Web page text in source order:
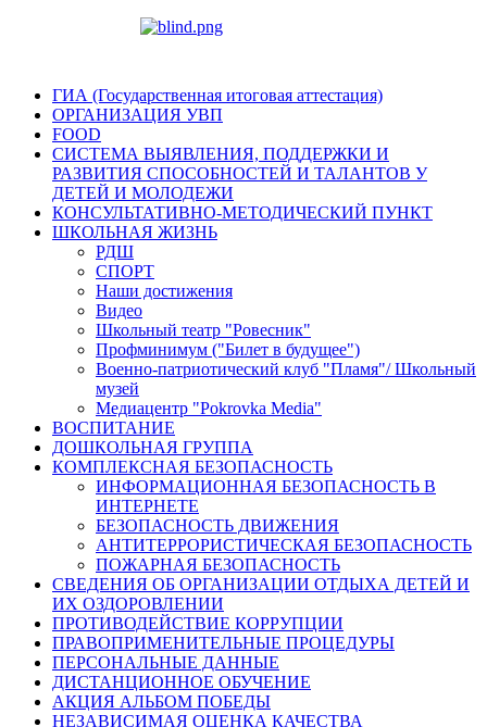
ГИА (Государственная итоговая аттестация)
ОРГАНИЗАЦИЯ УВП
FOOD
СИСТЕМА ВЫЯВЛЕНИЯ, ПОДДЕРЖКИ И
РАЗВИТИЯ СПОСОБНОСТЕЙ И ТАЛАНТОВ У
ДЕТЕЙ И МОЛОДЕЖИ
КОНСУЛЬТАТИВНО-МЕТОДИЧЕСКИЙ ПУНКТ
ШКОЛЬНАЯ ЖИЗНЬ
РДШ
СПОРТ
Наши достижения
Видео
Школьный театр "Ровесник"
Профминимум ("Билет в будущее")
Военно-патриотический клуб "Пламя"/ Школьный
музей
Медиацентр "Pokrovka Media"
ВОСПИТАНИЕ
ДОШКОЛЬНАЯ ГРУППА
КОМПЛЕКСНАЯ БЕЗОПАСНОСТЬ
ИНФОРМАЦИОННАЯ БЕЗОПАСНОСТЬ В
ИНТЕРНЕТЕ
БЕЗОПАСНОСТЬ ДВИЖЕНИЯ
АНТИТЕРРОРИСТИЧЕСКАЯ БЕЗОПАСНОСТЬ
ПОЖАРНАЯ БЕЗОПАСНОСТЬ
СВЕДЕНИЯ ОБ ОРГАНИЗАЦИИ ОТДЫХА ДЕТЕЙ И
ИХ ОЗДОРОВЛЕНИИ
ПРОТИВОДЕЙСТВИЕ КОРРУПЦИИ
ПРАВОПРИМЕНИТЕЛЬНЫЕ ПРОЦЕДУРЫ
ПЕРСОНАЛЬНЫЕ ДАННЫЕ
ДИСТАНЦИОННОЕ ОБУЧЕНИЕ
АКЦИЯ АЛЬБОМ ПОБЕДЫ
НЕЗАВИСИМАЯ ОЦЕНКА КАЧЕСТВА